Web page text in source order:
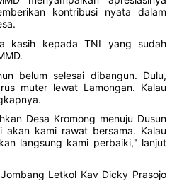
kontribusi nyata dalam
kasih kepada TNI yang sudah
belum selesai dibangun. Dulu,
muter lewat Lamongan. Kalau
Desa Kromong menuju Dusun
akan kami rawat bersama. Kalau
langsung kami perbaiki," lanjut
Letkol Kav Dicky Prasojo